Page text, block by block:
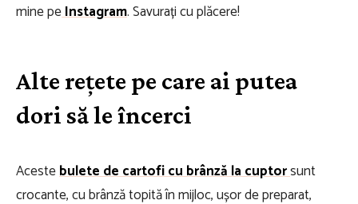
mine peInstagram. Savurați cu plăcere!
Alte rețete pe care ai putea
dori să le încerci
Acestebulete de cartofi cu brânză la cuptorsunt
crocante, cu brânză topită în mijloc, ușor de preparat,